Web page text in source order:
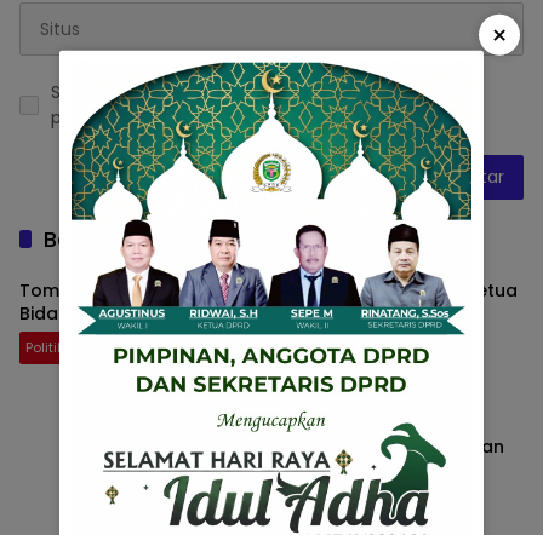
Simpan nama, email, dan situs web saya pada
peramban ini untuk komentar saya berikutnya.
Baca Juga
Tommy Kader Muda PDIP Metro Dilantik Jadi Wakil Ketua
Bidang
Politik 8 Desember 2025
Pilgub Lampung 2024: Menentukan
Nahkoda di Tengah Lautan Tantangan
Lampung 17 Oktober 2024
×